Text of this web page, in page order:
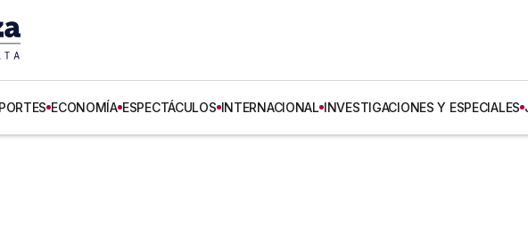
ECONOMÍA ESPECTÁCULOS INTERNACIONAL INVESTIGACIONES Y ESPECIALES